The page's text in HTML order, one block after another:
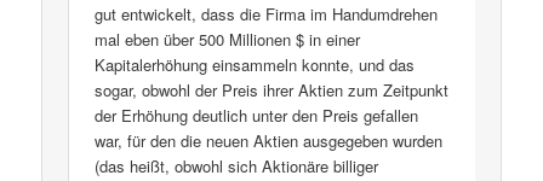
gut entwickelt, dass die Firma im Handumdrehen
mal eben über 500 Millionen $ in einer
Kapitalerhöhung einsammeln konnte, und das
sogar, obwohl der Preis ihrer Aktien zum Zeitpunkt
der Erhöhung deutlich unter den Preis gefallen
war, für den die neuen Aktien ausgegeben wurden
(das heißt, obwohl sich Aktionäre billiger